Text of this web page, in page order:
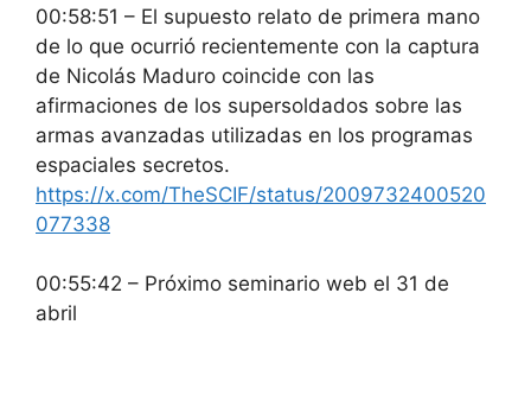
00:58:51 – El supuesto relato de primera mano
de lo que ocurrió recientemente con la captura
de Nicolás Maduro coincide con las
afirmaciones de los supersoldados sobre las
armas avanzadas utilizadas en los programas
espaciales secretos.
https://x.com/TheSCIF/status/2009732400520
077338
00:55:42 – Próximo seminario web el 31 de
abril